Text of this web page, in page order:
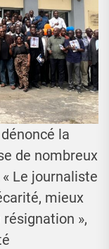
la
de nombreux
Le journaliste
mieux
»,